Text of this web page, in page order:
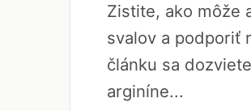
Zistite, ako môže
svalov a podporiť
článku sa
arginíne...